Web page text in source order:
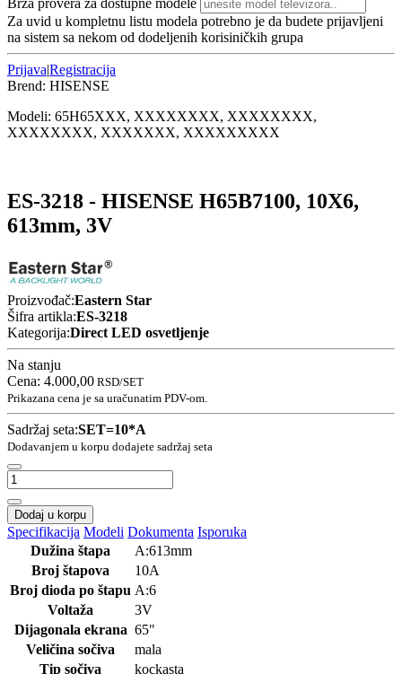
Brza provera za dostupne modele
Za uvid u kompletnu listu modela potrebno je da budete prijavljeni
na sistem sa nekom od dodeljenih korisiničkih grupa
Prijava|Registracija
Brend: HISENSE
Modeli: 65H65XXX, XXXXXXXX, XXXXXXXX,
XXXXXXXX, XXXXXXX, XXXXXXXXX
ES-3218 - HISENSE H65B7100, 10X6,
613mm, 3V
Proizvođač:Eastern Star
Šifra artikla:ES-3218
Kategorija:Direct LED osvetljenje
Na stanju
Cena: 4.000,00 RSD/SET
Prikazana cena je sa uračunatim PDV-om.
Sadržaj seta:SET=10*A
Dodavanjem u korpu dodajete sadržaj seta
Dodaj u korpu
Specifikacija Modeli Dokumenta Isporuka
Dužina štapa
A:613mm
Broj štapova
10A
Broj dioda po štapu A:6
Voltaža
3V
Dijagonala ekrana 65"
Veličina sočiva
mala
Tip sočiva
kockasta